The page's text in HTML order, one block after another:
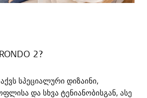
2?
სპეციალური დიზაინი,
და სხვა ტენიანობისგან, ასე